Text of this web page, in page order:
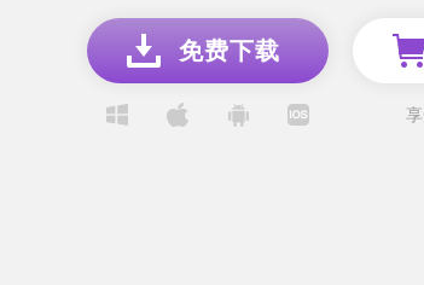
免费下载